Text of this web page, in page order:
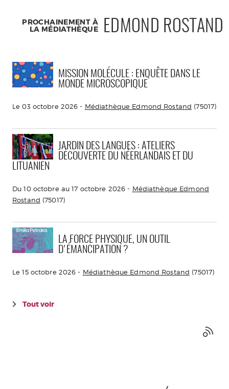
PROCHAINEMENT À
LA MÉDIATHÈQUE EDMOND ROSTAND
MISSION MOLÉCULE : ENQUÊTE DANS LE
MONDE MICROSCOPIQUE
Le 03 octobre 2026 - Médiathèque Edmond Rostand (75017)
JARDIN DES LANGUES : ATELIERS
DÉCOUVERTE DU NÉERLANDAIS ET DU
LITUANIEN
Du 10 octobre au 17 octobre 2026 - Médiathèque Edmond
Rostand (75017)
LA FORCE PHYSIQUE, UN OUTIL
D'ÉMANCIPATION ?
Le 15 octobre 2026 - Médiathèque Edmond Rostand (75017)
Tout voir